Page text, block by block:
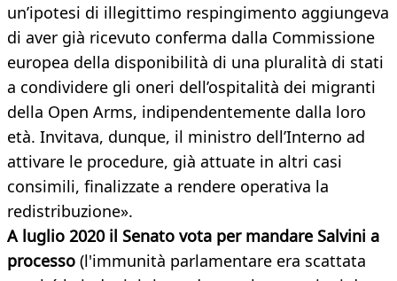
un’ipotesi di illegittimo respingimento aggiungeva
di aver già ricevuto conferma dalla Commissione
europea della disponibilità di una pluralità di stati
a condividere gli oneri dell’ospitalità dei migranti
della Open Arms, indipendentemente dalla loro
età. Invitava, dunque, il ministro dell’Interno ad
attivare le procedure, già attuate in altri casi
consimili, finalizzate a rendere operativa la
redistribuzione».
A luglio 2020 il Senato vota per mandare Salvini a
processo (l'immunità parlamentare era scattata